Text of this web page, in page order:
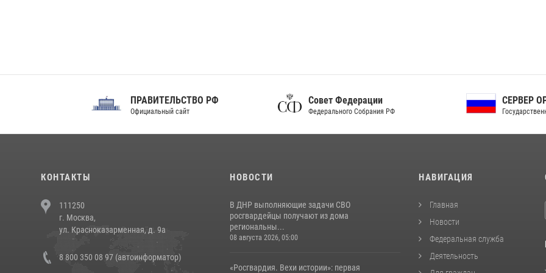
ПРАВИТЕЛЬСТВО РФ
Официальный сайт
Совет Федерации
Федерального Собрания РФ
СЕРВЕР ОРГАНОВ
Государственной власти РФ
КОНТАКТЫ
111250
г. Москва,
ул. Красноказарменная, д. 9а
8 800 350 08 97 (автоинформатор)
НОВОСТИ
В ДНР выполняющие задачи СВО
росгвардейцы получают из дома
региональны...
08 августа 2026, 05:00
«Росгвардия. Вехи истории»: первая
НАВИГАЦИЯ
Главная
Новости
Федеральная служба
Деятельность